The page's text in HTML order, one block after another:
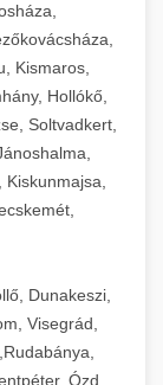
Kismaros,
Hollókő,
Soltvadkert,
Dunakeszi,
Visegrád,
Ózd,